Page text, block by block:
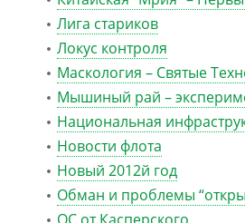
Лига стариков
Локус контроля
Маскология – Святые
Мышиный рай –
Национальная
Новости флота
Новый 2012й год
Обман и проблемы